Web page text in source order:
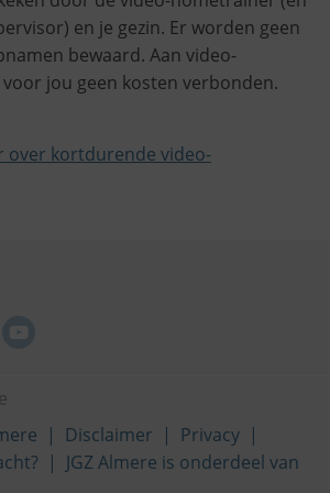
en je gezin. Er worden geen
bewaard. Aan video-
jou geen kosten verbonden.
over kortdurende video-
Disclaimer
Privacy
JGZ Almere is onderdeel van